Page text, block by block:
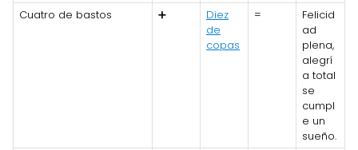
Cuatro de bastos
➕
Diez
de
copas
=
Felicid
ad
plena,
alegrí
a total
se
cumpl
e un
sueño.